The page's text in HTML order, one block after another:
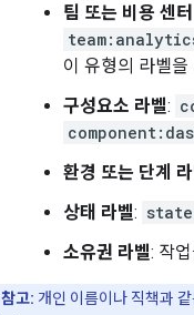
팀 또는 비용 센
이 유형의 라벨
구성요소 라벨:
환경 또는 단계
상태 라벨:
소유권 라벨: 작
참고: 개인 이름이나 직책과